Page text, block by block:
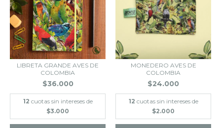
LIBRETA GRANDE AVES DE
COLOMBIA
$36.000
12 cuotas sin intereses de
$3.000
MONEDERO AVES DE
COLOMBIA
$24.000
12 cuotas sin intereses de
$2.000